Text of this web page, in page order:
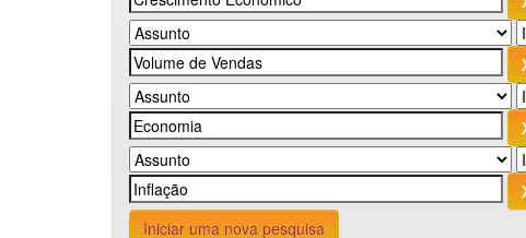
Iniciar uma nova pesquisa